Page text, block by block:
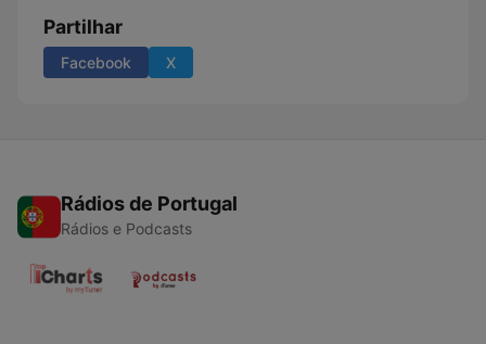
Partilhar
Facebook X
Rádios de Portugal
Rádios e Podcasts